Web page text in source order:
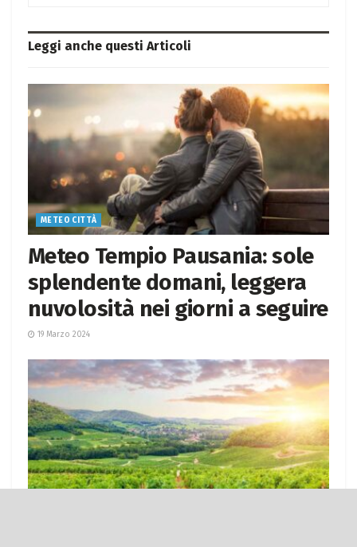
Leggi anche questi Articoli
METEO CITTÀ
Meteo Tempio Pausania: sole
splendente domani, leggera
nuvolosità nei giorni a seguire
19 Marzo 2024